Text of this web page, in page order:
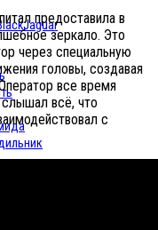
предоставила в
зеркало. Это
через специальную
головы, создавая
все время
слышал всё, что
с